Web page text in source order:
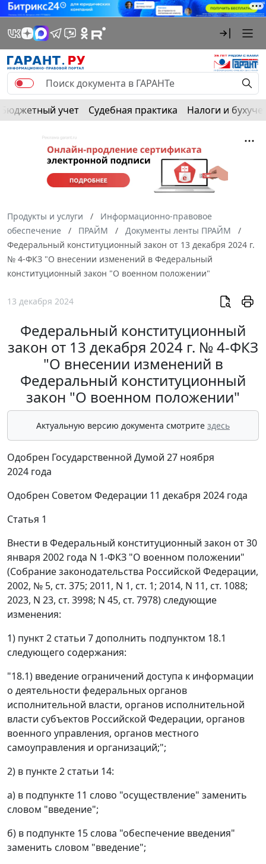
Бюджетный учет Судебная практика Налоги и
Продукты и услуги
Информационно-правовое
обеспечение
ПРАЙМ
Документы ленты ПРАЙМ
Федеральный конституционный закон от 13 декабря 2024 г.
№ 4-ФКЗ "О внесении изменений в Федеральный
конституционный закон "О военном положении"
13 декабря 2024
Федеральный конституционный
закон от 13 декабря 2024 г. № 4-ФКЗ
"О внесении изменений в
Федеральный конституционный
закон "О военном положении"
Актуальную версию документа смотрите здесь
Одобрен Государственной Думой 27 ноября
2024 года
Одобрен Советом Федерации 11 декабря 2024 года
Статья 1
Внести в Федеральный конституционный закон от 30
января 2002 года N 1-ФКЗ "О военном положении"
(Собрание законодательства Российской Федерации,
2002, № 5, ст. 375; 2011, N 1, ст. 1; 2014, N 11, ст. 1088;
2023, N 23, ст. 3998; N 45, ст. 7978) следующие
изменения:
1) пункт 2 статьи 7 дополнить подпунктом 18.1
следующего содержания:
"18.1) введение ограничений доступа к информации
о деятельности федеральных органов
исполнительной власти, органов исполнительной
власти субъектов Российской Федерации, органов
военного управления, органов местного
самоуправления и организаций;";
2) в пункте 2 статьи 14:
а) в подпункте 11 слово "осуществление" заменить
словом "введение";
б) в подпункте 15 слова "обеспечение введения"
заменить словом "введение";